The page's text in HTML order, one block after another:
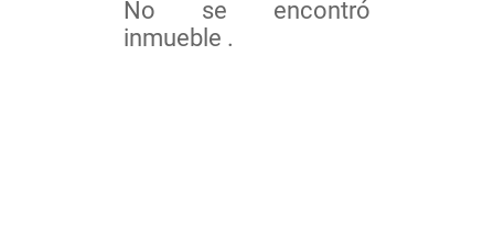
No se encontró
inmueble .